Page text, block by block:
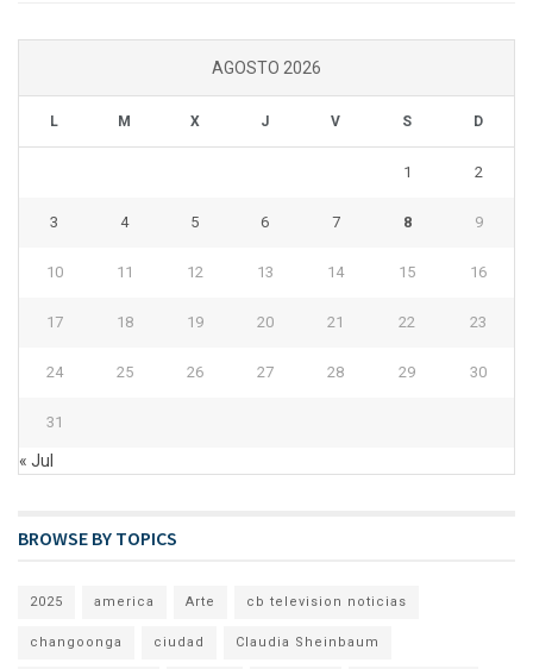
AGOSTO 2026
L M X J V S D
1 2
3 4 5 6 7 8 9
10 11 12 13 14 15 16
17 18 19 20 21 22 23
24 25 26 27 28 29 30
31
« Jul
BROWSE BY TOPICS
2025 america Arte cb television noticias
changoonga ciudad Claudia Sheinbaum